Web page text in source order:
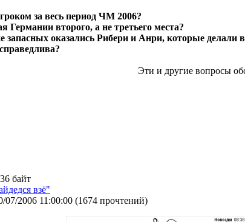
за весь период ЧМ 2006?
Германии второго, а не третьего места?
запасных оказались Рибери и Анри, которые делали
Эти и другие вопросы
байт
взё"
07/2006 11:00:00 (1674 прочтений)